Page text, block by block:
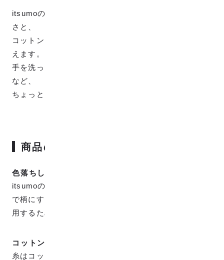
itsumoのハンカチは、毎日洗っても色落ちしないタフ
さと、
コットン100%のやさしい肌触りで、あなたの日常を支
えます。
手を洗った時、汗をかいた時、食事の時、デートの時
など、
ちょっとしたいつものシーンで頼りになります。
商品の特徴
色落ちしないから毎日使える
itsumoのハンカチは、先に染められた糸を織り方だけ
で柄にする先染め織物で、糸の芯まで染色した糸を使
用するため、洗濯しても色落ちせずに毎日使えます。
コットン100%のやさしい肌触り
糸はコットン100%の天然素材。コットンはわたしとち